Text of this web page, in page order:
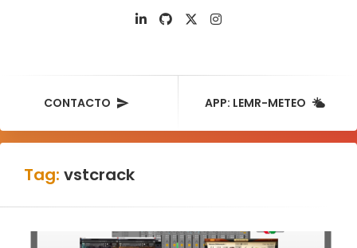
CONTACTO APP: LEMR-METEO
Tag: vstcrack